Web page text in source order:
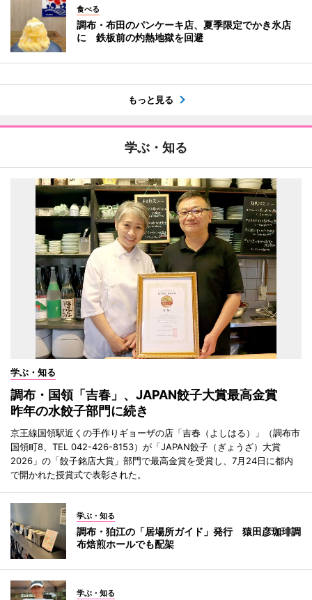
食べる
調布・布田のパンケーキ店、夏季限定でかき氷店
に 鉄板前の灼熱地獄を回避
もっと見る
学ぶ・知る
学ぶ・知る
調布・国領「吉春」、JAPAN餃子大賞最高金賞
昨年の水餃子部門に続き
京王線国領駅近くの手作りギョーザの店「吉春（よしはる）」（調布市
国領町8、TEL 042-426-8153）が「JAPAN餃子（ぎょうざ）大賞
2026」の「餃子銘店大賞」部門で最高金賞を受賞し、7月24日に都内
で開かれた授賞式で表彰された。
学ぶ・知る
調布・狛江の「居場所ガイド」発行 猿田彦珈琲調
布焙煎ホールでも配架
学ぶ・知る